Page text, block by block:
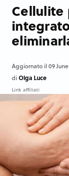
Cellulite
Aggiornato il 09 June
diOlga Luce
Link affiliati